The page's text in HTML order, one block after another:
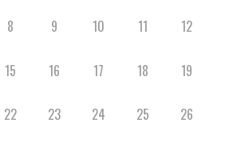
8 9 10 11 12
15 16 17 18 19
22 23 24 25 26